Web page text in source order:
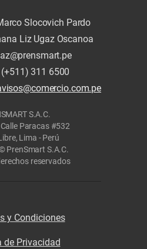
Slocovich Pardo
Liz Ugaz Oscanoa
311 6500
S.A.C.
Paracas #532
Lima - Perú
PrenSmart S.A.C.
reservados
y Condiciones
de Privacidad